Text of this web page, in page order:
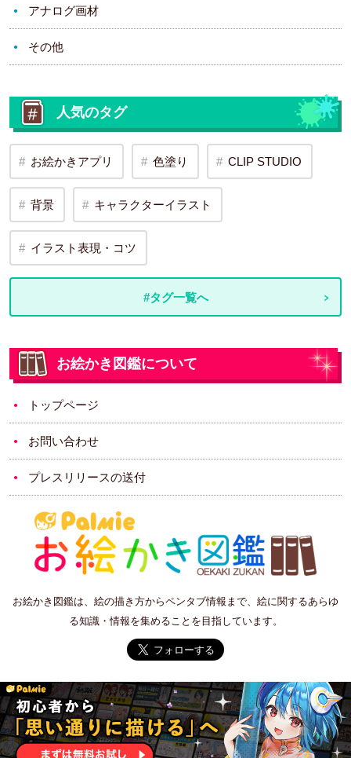
アナログ画材
その他
人気のタグ
お絵かきアプリ 色塗り CLIP STUDIO
背景 キャラクターイラスト
イラスト表現・コツ
#タグ一覧へ
お絵かき図鑑について
トップページ
お問い合わせ
プレスリリースの送付
お絵かき図鑑は、絵の描き方からペンタブ情報まで、絵に関するあらゆ
る知識・情報を集めることを目指しています。